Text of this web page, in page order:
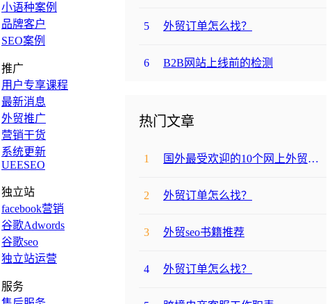
5 外贸订单怎么找？
6 B2B网站上线前的检测
热门文章
1 国外最受欢迎的10个网上外贸购物网站
2 外贸订单怎么找？
3 外贸seo书籍推荐
4 外贸订单怎么找？
小语种案例
品牌客户
SEO案例
推广
用户专享课程
最新消息
外贸推广
营销干货
系统更新
UEESEO
独立站
facebook营销
谷歌Adwords
谷歌seo
独立站运营
服务